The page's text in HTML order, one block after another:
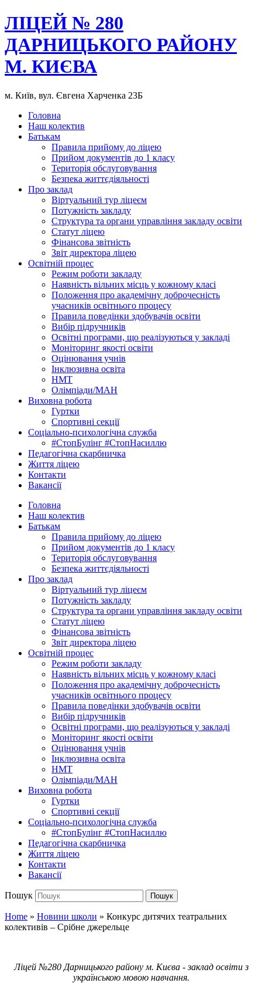
ЛІЦЕЙ № 280
ДАРНИЦЬКОГО РАЙОНУ
М. КИЄВА
м. Київ, вул. Євгена Харченка 23Б
Головна
Наш колектив
Батькам
Правила прийому до ліцею
Прийом документів до 1 класу
Територія обслуговування
Безпека життєдіяльності
Про заклад
Віртуальний тур ліцеєм
Потужність закладу
Структура та органи управління закладу освіти
Статут ліцею
Фінансова звітність
Звіт директора ліцею
Освітній процес
Режим роботи закладу
Наявність вільних місць у кожному класі
Положення про академічну доброчесність
учасників освітнього процесу
Правила поведінки здобувачів освіти
Вибір підручників
Освітні програми, що реалізуються у закладі
Моніторинг якості освіти
Оцінювання учнів
Інклюзивна освіта
НМТ
Олімпіади/МАН
Виховна робота
Гуртки
Спортивні секції
Соціально-психологічна служба
#СтопБулінг #СтопНасиллю
Педагогічна скарбничка
Життя ліцею
Контакти
Вакансії
Головна
Наш колектив
Батькам
Правила прийому до ліцею
Прийом документів до 1 класу
Територія обслуговування
Безпека життєдіяльності
Про заклад
Віртуальний тур ліцеєм
Потужність закладу
Структура та органи управління закладу освіти
Статут ліцею
Фінансова звітність
Звіт директора ліцею
Освітній процес
Режим роботи закладу
Наявність вільних місць у кожному класі
Положення про академічну доброчесність
учасників освітнього процесу
Правила поведінки здобувачів освіти
Вибір підручників
Освітні програми, що реалізуються у закладі
Моніторинг якості освіти
Оцінювання учнів
Інклюзивна освіта
НМТ
Олімпіади/МАН
Виховна робота
Гуртки
Спортивні секції
Соціально-психологічна служба
#СтопБулінг #СтопНасиллю
Педагогічна скарбничка
Життя ліцею
Контакти
Вакансії
Пошук Пошук
Home » Новини школи » Конкурс дитячих театральних
колективів – Срібне джерельце
Ліцей №280 Дарницького району м. Києва - заклад освіти з
українською мовою навчання.